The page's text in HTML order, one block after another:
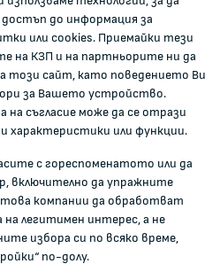
достъп до информация за
или cookies. Приемайки тези
на КЗП и на партньорите ни да
този сайт, като поведението Ви
за Вашето устройство.
на съгласие може да се отрази
характеристики или функции.
с гореспоменатото или да
включително да упражните
това компании да обработват
на легитимен интерес, а не
избора си по всяко време,
по-долу.